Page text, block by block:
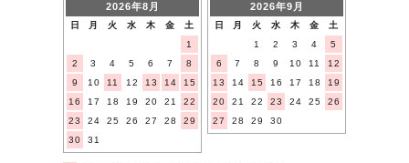
2026年8月
日 月 火 水 木 金
土
1
2
3 4 5 6 7
8
9
10 11 12 13 14
15
16
17 18 19 20 21
22
23
24 25 26 27 28
29
30
31
2026年9月
日 月 火 水 木 金
土
1
2 3 4
5
6
7 8 9 10 11
12
13
14 15 16 17 18
19
20
21 22 23 24 25
26
27
28 29 30